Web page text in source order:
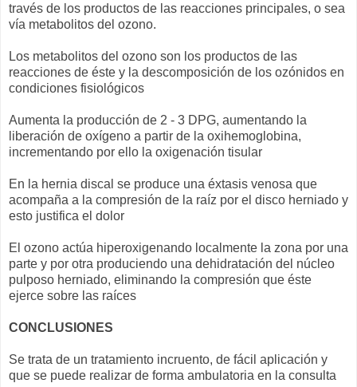
través de los productos de las reacciones principales, o sea
vía metabolitos del ozono.
Los metabolitos del ozono son los productos de las
reacciones de éste y la descomposición de los ozónidos en
condiciones fisiológicos
Aumenta la producción de 2 - 3 DPG, aumentando la
liberación de oxígeno a partir de la oxihemoglobina,
incrementando por ello la oxigenación tisular
En la hernia discal se produce una éxtasis venosa que
acompaña a la compresión de la raíz por el disco herniado y
esto justifica el dolor
El ozono actúa hiperoxigenando localmente la zona por una
parte y por otra produciendo una dehidratación del núcleo
pulposo herniado, eliminando la compresión que éste
ejerce sobre las raíces
CONCLUSIONES
Se trata de un tratamiento incruento, de fácil aplicación y
que se puede realizar de forma ambulatoria en la consulta